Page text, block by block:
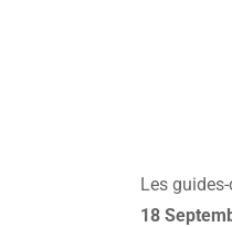
Les
18